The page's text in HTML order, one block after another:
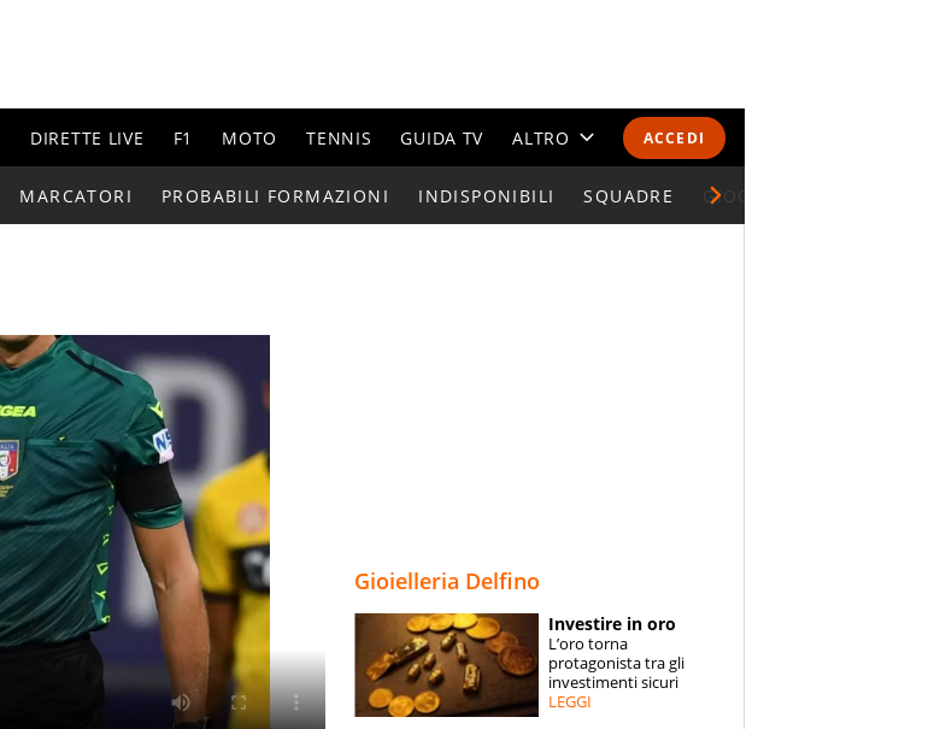
ACCEDI
DIRETTE LIVE F1 MOTO TENNIS GUIDA TV ALTRO
CALENDARI E CLASSIFICHE
ESPERTI
CONTATTI
MARCATORI PROBABILI FORMAZIONI INDISPONIBILI SQUADRE GIOCATORI SERIE A
Gioielleria Delfino
Investire in oro
L’oro torna
protagonista tra gli
investimenti sicuri
LEGGI